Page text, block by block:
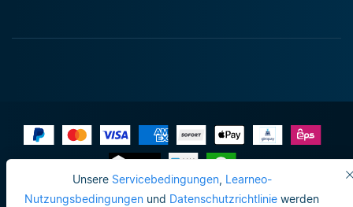
Unsere Servicebedingungen, Learneo-
Nutzungsbedingungen und Datenschutzrichtlinie werden
Impressum